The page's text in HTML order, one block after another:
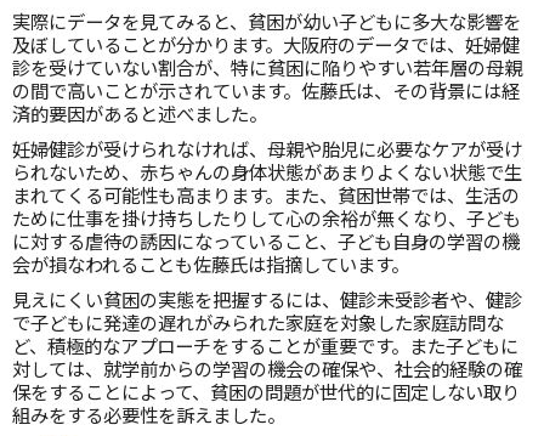
実際にデータを見てみると、貧困が幼い子どもに多大な影響を
及ぼしていることが分かります。大阪府のデータでは、妊婦健
診を受けていない割合が、特に貧困に陥りやすい若年層の母親
の間で高いことが示されています。佐藤氏は、その背景には経
済的要因があると述べました。
妊婦健診が受けられなければ、母親や胎児に必要なケアが受け
られないため、赤ちゃんの身体状態があまりよくない状態で生
まれてくる可能性も高まります。また、貧困世帯では、生活の
ために仕事を掛け持ちしたりして心の余裕が無くなり、子ども
に対する虐待の誘因になっていること、子ども自身の学習の機
会が損なわれることも佐藤氏は指摘しています。
見えにくい貧困の実態を把握するには、健診未受診者や、健診
で子どもに発達の遅れがみられた家庭を対象した家庭訪問な
ど、積極的なアプローチをすることが重要です。また子どもに
対しては、就学前からの学習の機会の確保や、社会的経験の確
保をすることによって、貧困の問題が世代的に固定しない取り
組みをする必要性を訴えました。